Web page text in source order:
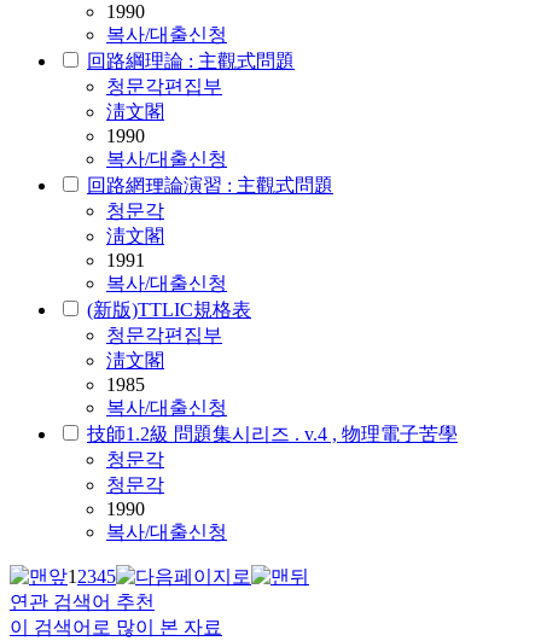
1990
복사/대출신청
回路綱理論 : 主觀式問題
청문각편집부
淸文閣
1990
복사/대출신청
回路網理論演習 : 主觀式問題
청문각
淸文閣
1991
복사/대출신청
(新版)TTLIC規格表
청문각편집부
淸文閣
1985
복사/대출신청
技師1.2級 問題集시리즈 . v.4 , 物理電子苦學
청문각
청문각
1990
복사/대출신청
12345
연관 검색어 추천
이 검색어로 많이 본 자료